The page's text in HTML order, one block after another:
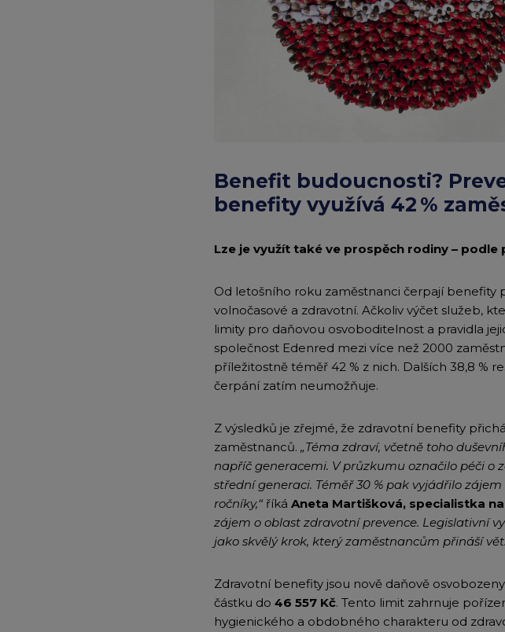
Benefit budoucnosti?
benefity využívá 42 %
Lze je využít také ve prospěch rodiny – podle
Od letošního roku zaměstnanci čerpají
volnočasové a zdravotní. Ačkoliv výčet služeb,
limity pro daňovou osvoboditelnost a pravidla
společnost Edenred mezi více než 2000
příležitostně téměř 42 % z nich. Dalších 38,8 %
čerpání zatím neumožňuje.
Z výsledků je zřejmé, že zdravotní benefity
zaměstnanců. „Téma zdraví, včetně toho
napříč generacemi. V průzkumu označilo péči o
střední generaci. Téměř 30 % pak vyjádřilo
ročníky,“ říká Aneta Martišková, specialistka
zájem o oblast zdravotní prevence. Legislativní
jako skvělý krok, který zaměstnancům přináší
Zdravotní benefity jsou nově daňově
částku do 46 557 Kč. Tento limit zahrnuje
hygienického a obdobného charakteru od